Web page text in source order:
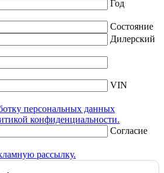
Год
Состояние
Дилерский
VIN
персональных данных
конфиденциальности.
Согласие
рассылку.